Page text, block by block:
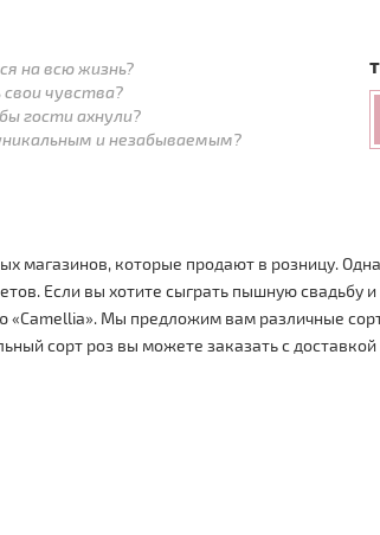
на всю жизнь?
чувства?
гости ахнули?
и незабываемым?
магазинов, которые продают в розницу.
Если вы хотите сыграть пышную свадьбу
«Camellia». Мы предложим вам различные
сорт роз вы можете заказать с доставкой